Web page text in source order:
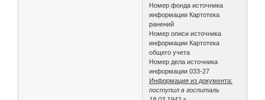
Номер фонда источника
информации Картотека
ранений
Номер описи источника
информации Картотека
общего учета
Номер дела источника
информации 033-27
Информация из документа:
поступил в госпиталь